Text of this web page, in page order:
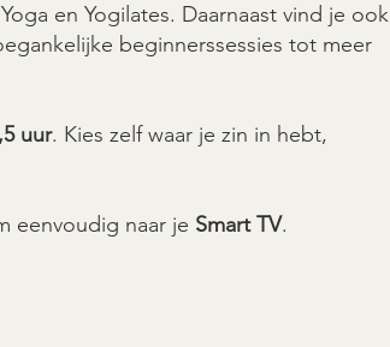
en Yogilates. Daarnaast vind je ook
beginnerssessies tot meer
uur. Kies zelf waar je zin in hebt,
eenvoudig naar je Smart TV.